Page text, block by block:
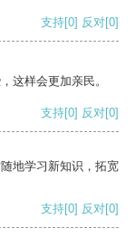
支持[0] 反对[0]
这样会更加亲民。
支持[0] 反对[0]
地学习新知识，拓宽
支持[0] 反对[0]